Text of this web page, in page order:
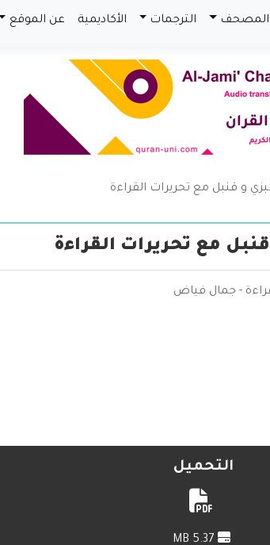
المصحف الترجمات الأكاديمية عن الموقع
و قنبل مع تحريرات القراءة
قنبل مع تحريرات القراءة
- جمال فياض
التحميل